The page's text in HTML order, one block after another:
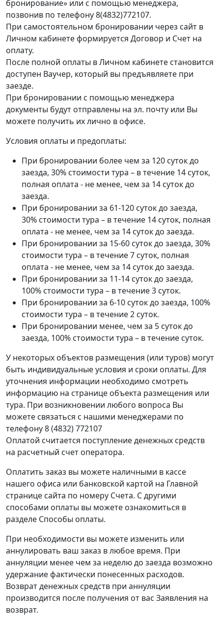
бронирование» или с помощью менеджера,
позвонив по телефону 8(4832)772107.
При самостоятельном бронировании через сайт в
Личном кабинете формируется Договор и Счет на
оплату.
После полной оплаты в Личном кабинете становится
доступен Ваучер, который вы предъявляете при
заезде.
При бронировании с помощью менеджера
документы будут отправлены на эл. почту или Вы
можете получить их лично в офисе.
Условия оплаты и предоплаты:
При бронировании более чем за 120 суток до
заезда, 30% стоимости тура – в течение 14 суток,
полная оплата - не менее, чем за 14 суток до
заезда.
При бронировании за 61-120 суток до заезда,
30% стоимости тура – в течение 14 суток, полная
оплата - не менее, чем за 14 суток до заезда.
При бронировании за 15-60 суток до заезда, 30%
стоимости тура – в течение 7 суток, полная
оплата - не менее, чем за 14 суток до заезда.
При бронировании за 11-14 суток до заезда,
100% стоимости тура – в течение 3 суток.
При бронировании за 6-10 суток до заезда, 100%
стоимости тура – в течение 2 суток.
При бронировании менее, чем за 5 суток до
заезда, 100% стоимости тура – в течение суток.
У некоторых объектов размещения (или туров) могут
быть индивидуальные условия и сроки оплаты. Для
уточнения информации необходимо смотреть
информацию на странице объекта размещения или
тура. При возникновении любого вопроса Вы
можете связаться с нашими менеджерами по
телефону 8 (4832) 772107
Оплатой считается поступление денежных средств
на расчетный счет оператора.
Оплатить заказ вы можете наличными в кассе
нашего офиса или банковской картой на Главной
странице сайта по номеру Счета. С другими
способами оплаты вы можете ознакомиться в
разделе Способы оплаты.
При необходимости вы можете изменить или
аннулировать ваш заказ в любое время. При
аннуляции менее чем за неделю до заезда возможно
удержание фактически понесенных расходов.
Возврат денежных средств при аннуляции
производится после получения от вас Заявления на
возврат.